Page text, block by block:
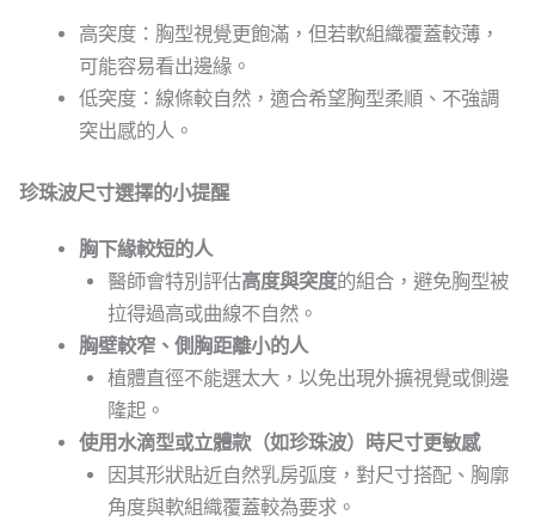
高突度：胸型視覺更飽滿，但若軟組織覆蓋較薄，
可能容易看出邊緣。
低突度：線條較自然，適合希望胸型柔順、不強調
突出感的人。
珍珠波尺寸選擇的小提醒
胸下緣較短的人
醫師會特別評估高度與突度的組合，避免胸型被
拉得過高或曲線不自然。
胸壁較窄、側胸距離小的人
植體直徑不能選太大，以免出現外擴視覺或側邊
隆起。
使用水滴型或立體款（如珍珠波）時尺寸更敏感
因其形狀貼近自然乳房弧度，對尺寸搭配、胸廓
角度與軟組織覆蓋較為要求。